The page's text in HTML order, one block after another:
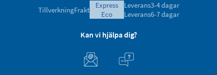
TillverkningFrakt
express
eco
Leverans3-4 dagar
Leverans6-7 dagar
Kan vi hjälpa dig?